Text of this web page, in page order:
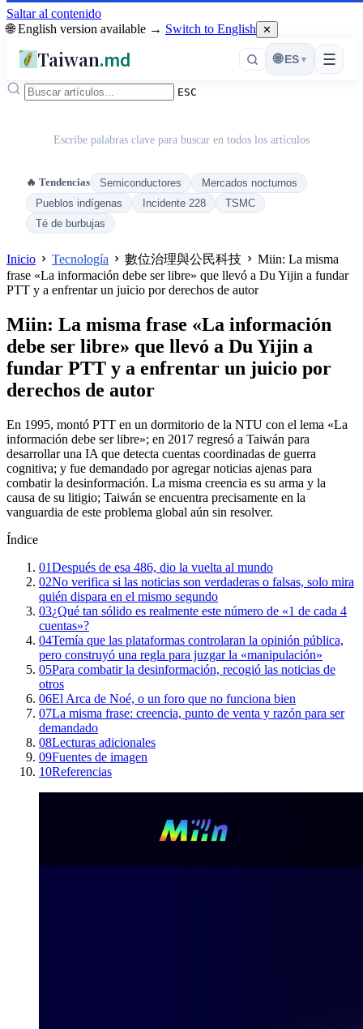
Saltar al contenido
🌐 English version available → Switch to English ✕
Taiwan.md ☰
🌐 ES ▾
ESC
Escribe palabras clave para buscar en todos los artículos
🔥 Tendencias Semiconductores
Mercados nocturnos
Pueblos indígenas
Incidente 228
TSMC
Té de burbujas
Inicio Tecnología 數位治理與公民科技
Miin: La misma
frase «La información debe ser libre» que llevó a Du Yijin a fundar
PTT y a enfrentar un juicio por derechos de autor
Miin: La misma frase «La información
debe ser libre» que llevó a Du Yijin a
fundar PTT y a enfrentar un juicio por
derechos de autor
En 1995, montó PTT en un dormitorio de la NTU con el lema «La
información debe ser libre»; en 2017 regresó a Taiwán para
desarrollar una IA que detecta cuentas coordinadas de guerra
cognitiva; y fue demandado por agregar noticias ajenas para
combatir la desinformación. La misma creencia es su arma y la
causa de su litigio; Taiwán se encuentra precisamente en la
vanguardia de este problema global aún sin resolver.
Índice
01Después de esa 486, dio la vuelta al mundo
02No verifica si las noticias son verdaderas o falsas, solo mira
quién dispara en el mismo segundo
03¿Qué tan sólido es realmente este número de «1 de cada 4
cuentas»?
04Temía que las plataformas controlaran la opinión pública,
pero construyó una regla para juzgar la «manipulación»
05Para combatir la desinformación, recogió las noticias de
otros
06El Arca de Noé, o un foro que no funciona bien
07La misma frase: creencia, punto de venta y razón para ser
demandado
08Lecturas adicionales
09Fuentes de imagen
10Referencias